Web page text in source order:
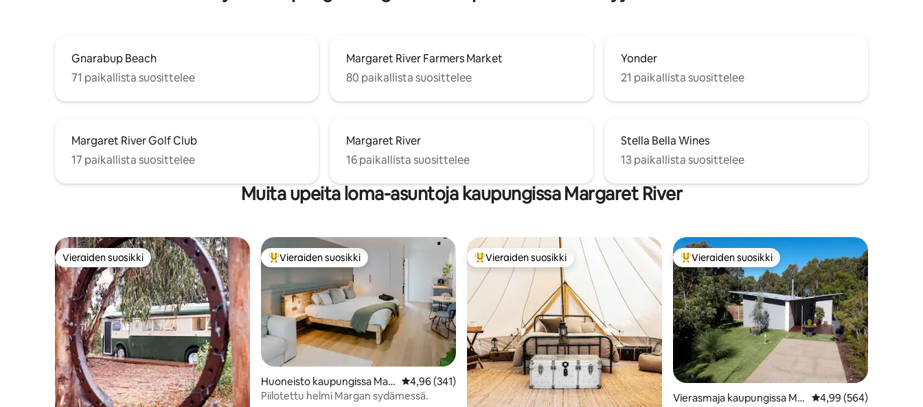
Gnarabup Beach
71 paikallista suosittelee
Margaret River Farmers Market
80 paikallista suosittelee
Yonder
21 paikallista suosittelee
Margaret River Golf Club
17 paikallista suosittelee
Margaret River
16 paikallista suosittelee
Stella Bella Wines
13 paikallista suosittelee
Muita upeita loma-asuntoja kaupungissa Margaret River
Vieraiden suosikki
Vieraiden suosikki Vieraiden suosikkien parhaimmistoa
Vieraiden suosikki
Huoneisto kaupungissa Mar
garet River
Keskimääräinen arvio 4,96/5, 341 arvostelua
4,96 (341)
Piilotettu helmi Margan sydämessä.
Vieraiden suosikkien parhaimmistoa
Vieraiden suosikki Vieraiden suosikkien parhaimmistoa
Vieraiden suosikki
Vierasmaja kaupungissa Ma
Keskimääräinen arvio
4,99 (564)